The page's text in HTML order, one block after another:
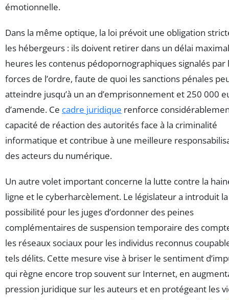
émotionnelle.
Dans la même optique, la loi prévoit une obligation
les hébergeurs : ils doivent retirer dans un délai
heures les contenus pédopornographiques signalés par
forces de l’ordre, faute de quoi les sanctions pénales
atteindre jusqu’à un an d’emprisonnement et 250 000
d’amende. Ce cadre juridique renforce
capacité de réaction des autorités face à la criminalité
informatique et contribue à une meilleure
des acteurs du numérique.
Un autre volet important concerne la lutte contre la
ligne et le cyberharcèlement. Le législateur a introduit la
possibilité pour les juges d’ordonner des peines
complémentaires de suspension temporaire des
les réseaux sociaux pour les individus reconnus
tels délits. Cette mesure vise à briser le sentiment
qui règne encore trop souvent sur Internet, en
pression juridique sur les auteurs et en protégeant les